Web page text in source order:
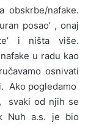
obskrbe/nafake.
posao’ , onaj
i ništa više.
u radu kao
osnivati
Ako pogledamo
svaki od njih se
Nuh a.s. je bio